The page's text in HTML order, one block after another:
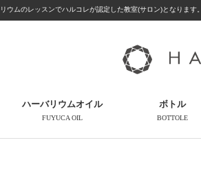
ウムのレッスンでハルコレが認定した教室(サロン)となります。
ハーバリウムオイル
FUYUCA OIL
ボトル
BOTTOLE